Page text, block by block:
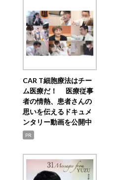
CAR T細胞療法はチー
ム医療だ！ 医療従事
者の情熱、患者さんの
思いを伝えるドキュメ
ンタリー動画を公開中
PR